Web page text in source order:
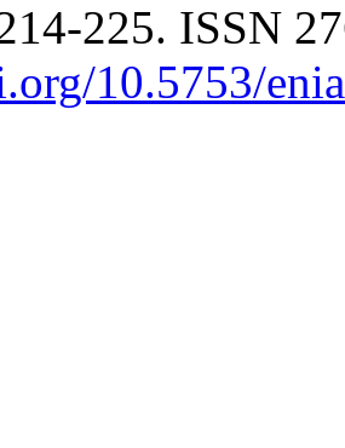
225. ISSN
10.5753/